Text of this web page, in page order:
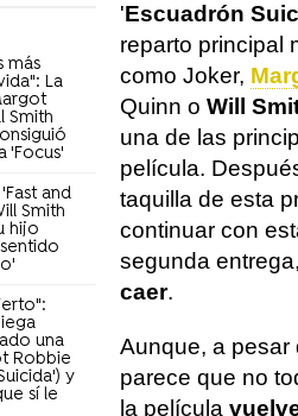
más
La
Smith
'Focus'
and
Smith
hijo
una
Robbie
y
sí le
'Escuadrón
reparto principal
como Joker,
Quinn o Will
una de las
película.
taquilla de esta
continuar con
segunda entrega,
caer.
Aunque, a pesar
parece que no
la película